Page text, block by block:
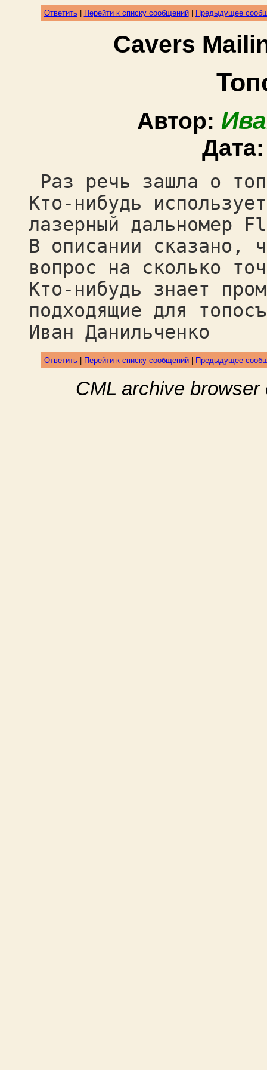
Ответить| Перейти к списку сообщений| Предыдущее
Cavers
Автор:
Раз речь зашла о
Кто-нибудь
лазерный дальномер
В описании сказано,
вопрос на сколько
Кто-нибудь знает
подходящие для
Иван Данильченко
Ответить| Перейти к списку сообщений| Предыдущее
CML archive